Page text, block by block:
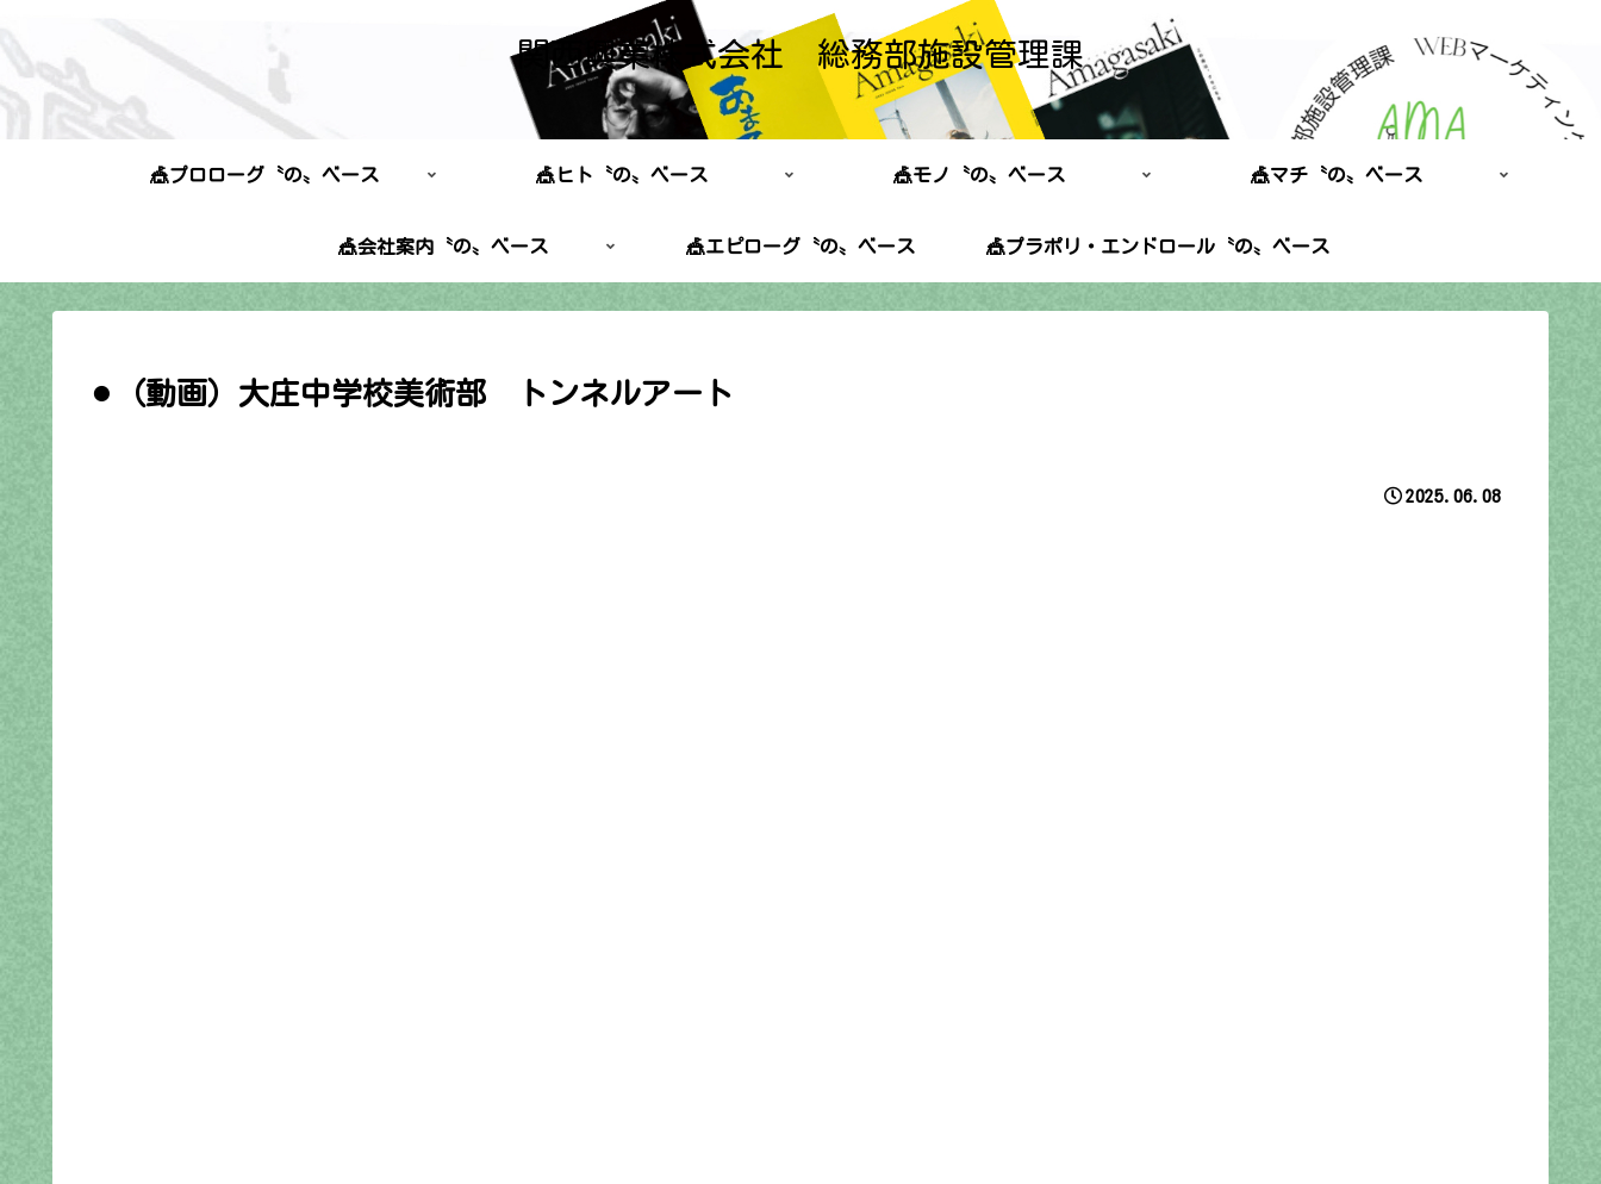
関西興業株式会社 総務部施設管理課
🎪プロローグ〝の〟ベース 🎪ヒト〝の〟ベース 🎪モノ〝の〟ベース 🎪マチ〝の〟ベース
🎪会社案内〝の〟ベース 🎪エピローグ〝の〟ベース 🎪プラポリ・エンドロール〝の〟ベース
⚫︎（動画）大庄中学校美術部 トンネルアート
2025.06.08